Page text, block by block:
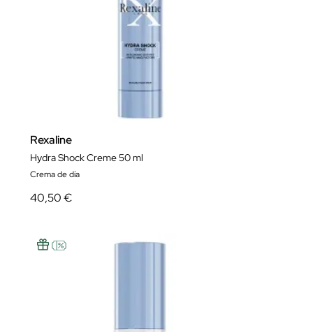
Rexaline
Hydra Shock Creme 50 ml
Crema de día
40,50 €